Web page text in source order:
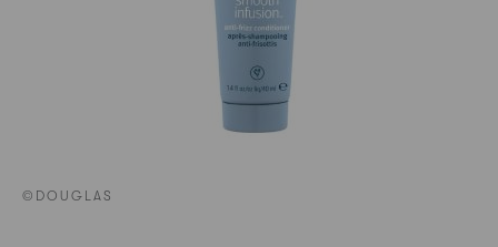
©DOUGLAS